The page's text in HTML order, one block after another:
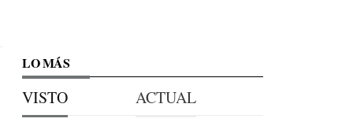
LO MÁS
VISTO ACTUAL